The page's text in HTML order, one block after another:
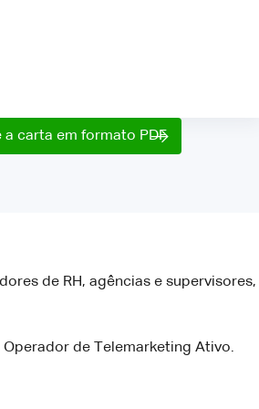
a carta em formato PDF
de RH, agências e
de Telemarketing Ativo.